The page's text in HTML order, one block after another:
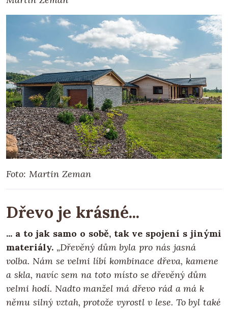
Foto: Martin Zeman
Dřevo je krásné...
... a to jak samo o sobě, tak ve spojení s jinými
materiály. „Dřevěný dům byla pro nás jasná
volba. Nám se velmi líbí kombinace dřeva, kamene
a skla, navíc sem na toto místo se dřevěný dům
velmi hodí. Nadto manžel má dřevo rád a má k
němu silný vztah, protože vyrostl v lese. To byl také